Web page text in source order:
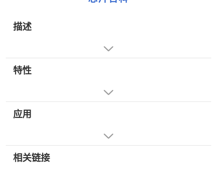
描述
特性
应用
相关链接